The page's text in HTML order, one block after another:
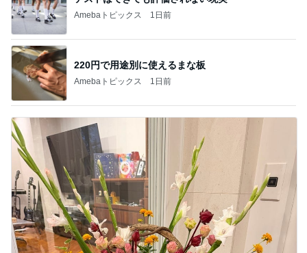
Amebaトピックス 1日前
220円で用途別に使えるまな板
Amebaトピックス 1日前